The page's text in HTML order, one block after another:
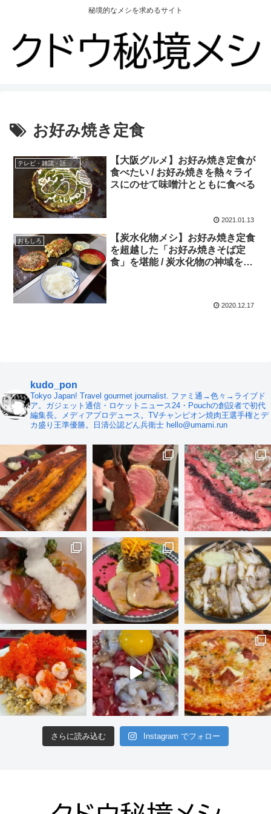
秘境的なメシを求めるサイト
お好み焼き定食
テレビ・雑誌・話題の店
【大阪グルメ】お好み焼き定食が
食べたい / お好み焼きを熱々ライ
スにのせて味噌汁とともに食べる
2021.01.13
おもしろ
【炭水化物メシ】お好み焼き定食
を超越した「お好み焼きそば定
食」を堪能 / 炭水化物の神域を刮
2020.12.17
kudo_pon
Tokyo Japan! Travel gourmet journalist. ファミ通→色々→ライブド
ア。ガジェット通信・ロケットニュース24・Pouchの創設者で初代
編集長。メディアプロデュース。TVチャンピオン焼肉王選手権とデ
カ盛り王準優勝。日清公認どん兵衛士 hello@umami.run
さらに読み込む Instagram でフォロー